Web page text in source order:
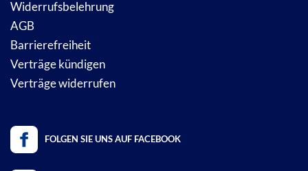
Widerrufsbelehrung
AGB
Barrierefreiheit
Verträge kündigen
Verträge widerrufen
FOLGEN SIE UNS AUF FACEBOOK